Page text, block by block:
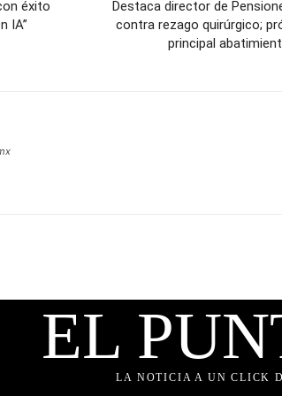
éxito
IA”
Destaca director de
contra rezago quirúrgico;
principal
EL
LA NOTICIA A UN CLICK